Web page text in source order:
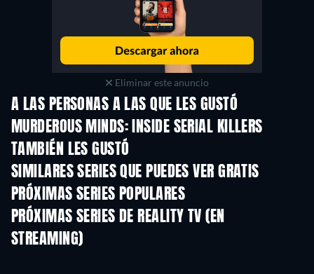
Eliminar este anuncio
A LAS PERSONAS A LAS QUE LES GUSTÓ
MURDEROUS MINDS: INSIDE SERIAL KILLERS
TAMBIÉN LES GUSTÓ
TV
SIMILARES SERIES QUE PUEDES VER GRATIS
TV TV
PRÓXIMAS SERIES POPULARES
TV
PRÓXIMAS SERIES DE REALITY TV (EN
STREAMING)Temporada 3